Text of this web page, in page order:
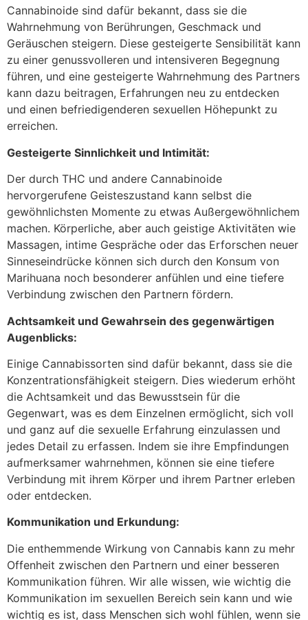
Cannabinoide sind dafür bekannt, dass sie die
Wahrnehmung von Berührungen, Geschmack und
Geräuschen steigern. Diese gesteigerte Sensibilität kann
zu einer genussvolleren und intensiveren Begegnung
führen, und eine gesteigerte Wahrnehmung des Partners
kann dazu beitragen, Erfahrungen neu zu entdecken
und einen befriedigenderen sexuellen Höhepunkt zu
erreichen.
Gesteigerte Sinnlichkeit und Intimität:
Der durch THC und andere Cannabinoide
hervorgerufene Geisteszustand kann selbst die
gewöhnlichsten Momente zu etwas Außergewöhnlichem
machen. Körperliche, aber auch geistige Aktivitäten wie
Massagen, intime Gespräche oder das Erforschen neuer
Sinneseindrücke können sich durch den Konsum von
Marihuana noch besonderer anfühlen und eine tiefere
Verbindung zwischen den Partnern fördern.
Achtsamkeit und Gewahrsein des gegenwärtigen
Augenblicks:
Einige Cannabissorten sind dafür bekannt, dass sie die
Konzentrationsfähigkeit steigern. Dies wiederum erhöht
die Achtsamkeit und das Bewusstsein für die
Gegenwart, was es dem Einzelnen ermöglicht, sich voll
und ganz auf die sexuelle Erfahrung einzulassen und
jedes Detail zu erfassen. Indem sie ihre Empfindungen
aufmerksamer wahrnehmen, können sie eine tiefere
Verbindung mit ihrem Körper und ihrem Partner erleben
oder entdecken.
Kommunikation und Erkundung:
Die enthemmende Wirkung von Cannabis kann zu mehr
Offenheit zwischen den Partnern und einer besseren
Kommunikation führen. Wir alle wissen, wie wichtig die
Kommunikation im sexuellen Bereich sein kann und wie
wichtig es ist, dass Menschen sich wohl fühlen, wenn sie